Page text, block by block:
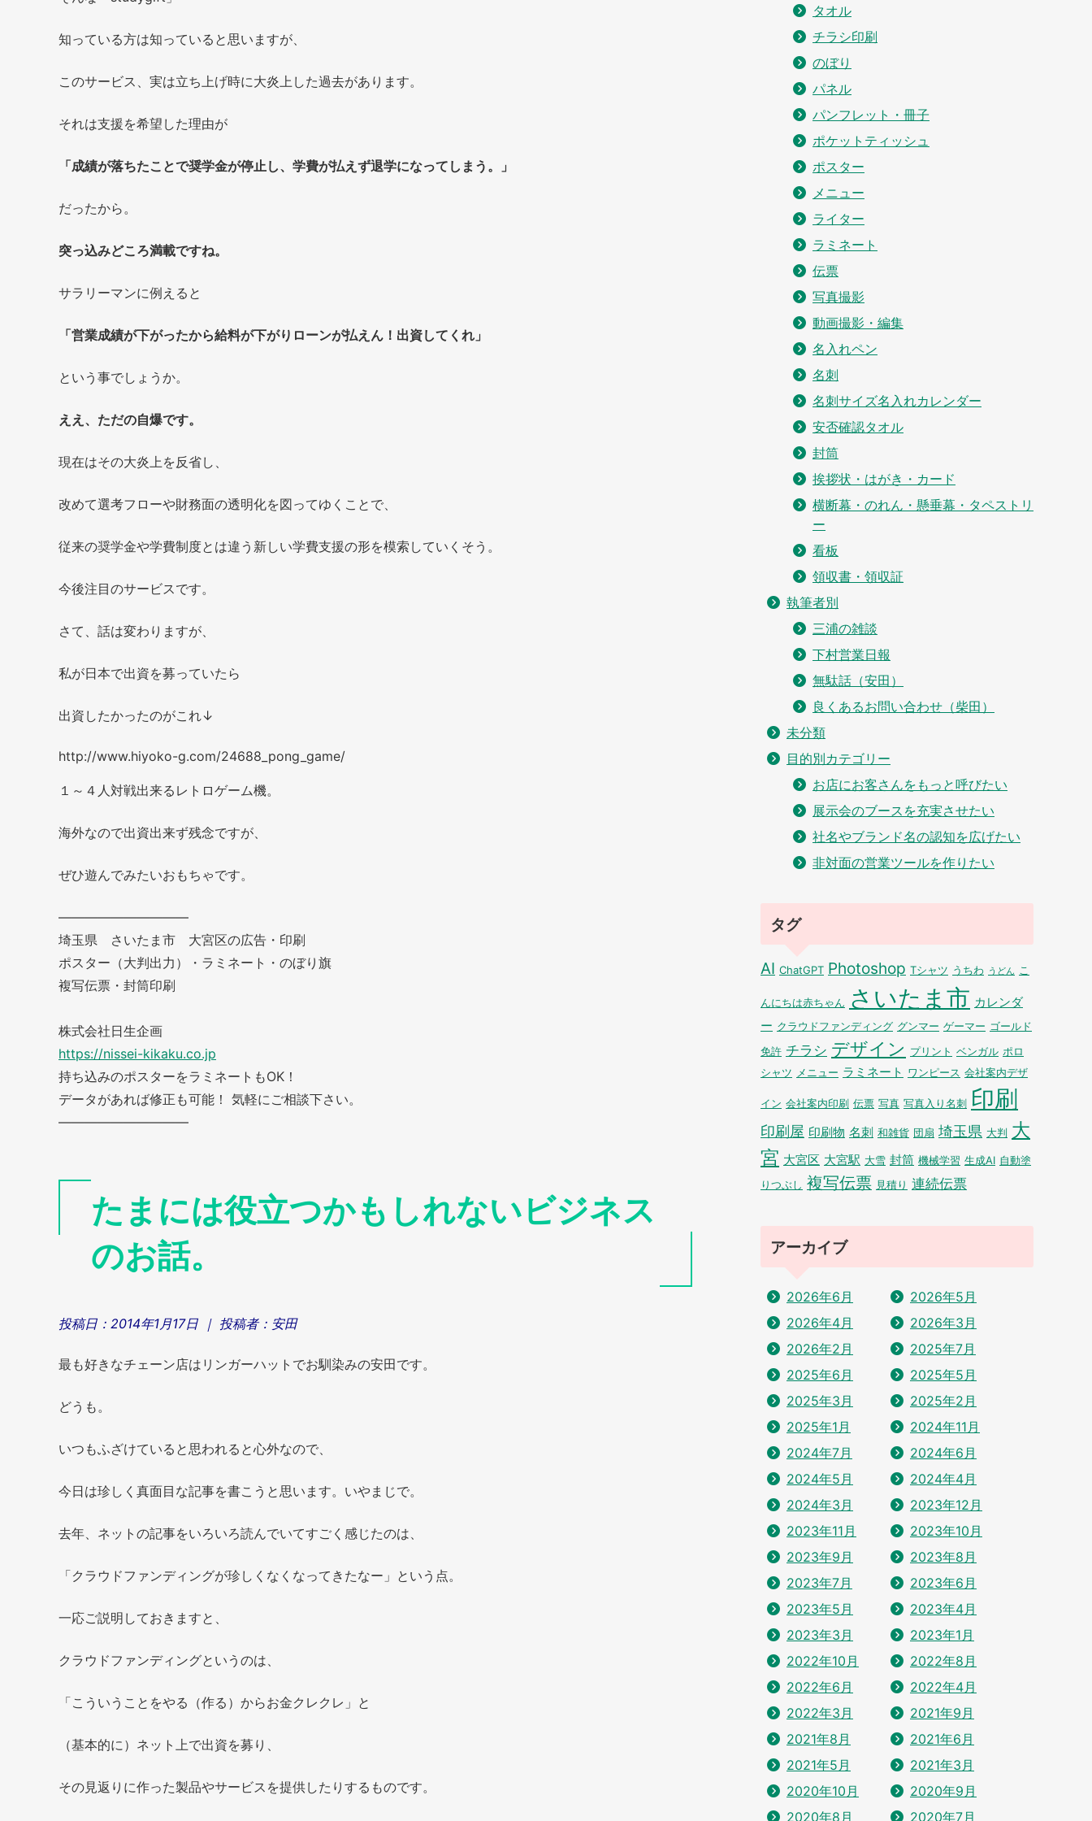
知っている方は知っていると思いますが、
このサービス、実は立ち上げ時に大炎上した過去があります。
それは支援を希望した理由が
「成績が落ちたことで奨学金が停止し、学費が払えず退学になってしまう。」
だったから。
突っ込みどころ満載ですね。
サラリーマンに例えると
「営業成績が下がったから給料が下がりローンが払えん！出資してくれ」
という事でしょうか。
ええ、ただの自爆です。
現在はその大炎上を反省し、
改めて選考フローや財務面の透明化を図ってゆくことで、
従来の奨学金や学費制度とは違う新しい学費支援の形を模索していくそう。
今後注目のサービスです。
さて、話は変わりますが、
私が日本で出資を募っていたら
出資したかったのがこれ↓
http://www.hiyoko-g.com/24688_pong_game/
１～４人対戦出来るレトロゲーム機。
海外なので出資出来ず残念ですが、
ぜひ遊んでみたいおもちゃです。
——————————
埼玉県 さいたま市 大宮区の広告・印刷
ポスター（大判出力）・ラミネート・のぼり旗
複写伝票・封筒印刷
株式会社日生企画
https://nissei-kikaku.co.jp
持ち込みのポスターをラミネートもOK！
データがあれば修正も可能！ 気軽にご相談下さい。
——————————
たまには役立つかもしれないビジネス
のお話。
投稿日： 2014年1月17日 ｜ 投稿者： 安田
最も好きなチェーン店はリンガーハットでお馴染みの安田です。
どうも。
いつもふざけていると思われると心外なので、
今日は珍しく真面目な記事を書こうと思います。いやまじで。
去年、ネットの記事をいろいろ読んでいてすごく感じたのは、
「クラウドファンディングが珍しくなくなってきたなー」という点。
一応ご説明しておきますと、
クラウドファンディングというのは、
「こういうことをやる（作る）からお金クレクレ」と
（基本的に）ネット上で出資を募り、
その見返りに作った製品やサービスを提供したりするものです。
タオル
チラシ印刷
のぼり
パネル
パンフレット・冊子
ポケットティッシュ
ポスター
メニュー
ライター
ラミネート
伝票
写真撮影
動画撮影・編集
名入れペン
名刺
名刺サイズ名入れカレンダー
安否確認タオル
封筒
挨拶状・はがき・カード
横断幕・のれん・懸垂幕・タペストリ
ー
看板
領収書・領収証
執筆者別
三浦の雑談
下村営業日報
無駄話（安田）
良くあるお問い合わせ（柴田）
未分類
目的別カテゴリー
お店にお客さんをもっと呼びたい
展示会のブースを充実させたい
社名やブランド名の認知を広げたい
非対面の営業ツールを作りたい
タグ
AI ChatGPT Photoshop Tシャツ うちわ うどん こ
んにちは赤ちゃん さいたま市 カレンダ
ー クラウドファンディング グンマー ゲーマー ゴールド
免許 チラシ デザイン プリント ベンガル ポロ
シャツ メニュー ラミネート ワンピース 会社案内デザ
イン 会社案内印刷 伝票 写真 写真入り名刺 印刷
印刷屋 印刷物 名刺 和雑貨 団扇 埼玉県 大判 大
宮 大宮区 大宮駅 大雪 封筒 機械学習 生成AI 自動塗
りつぶし 複写伝票 見積り 連続伝票
アーカイブ
2026年6月
2026年5月
2026年4月
2026年3月
2026年2月
2025年7月
2025年6月
2025年5月
2025年3月
2025年2月
2025年1月
2024年11月
2024年7月
2024年6月
2024年5月
2024年4月
2024年3月
2023年12月
2023年11月
2023年10月
2023年9月
2023年8月
2023年7月
2023年6月
2023年5月
2023年4月
2023年3月
2023年1月
2022年10月
2022年8月
2022年6月
2022年4月
2022年3月
2021年9月
2021年8月
2021年6月
2021年5月
2021年3月
2020年10月
2020年9月
2020年8月
2020年7月